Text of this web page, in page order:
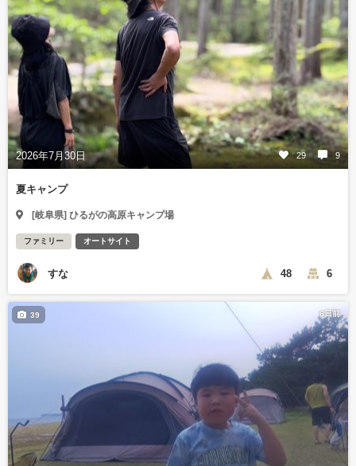
2026年7月30日 29 9
夏キャンプ
[岐阜県] ひるがの高原キャンプ場
ファミリー オートサイト
すな 48 6
6日前
39